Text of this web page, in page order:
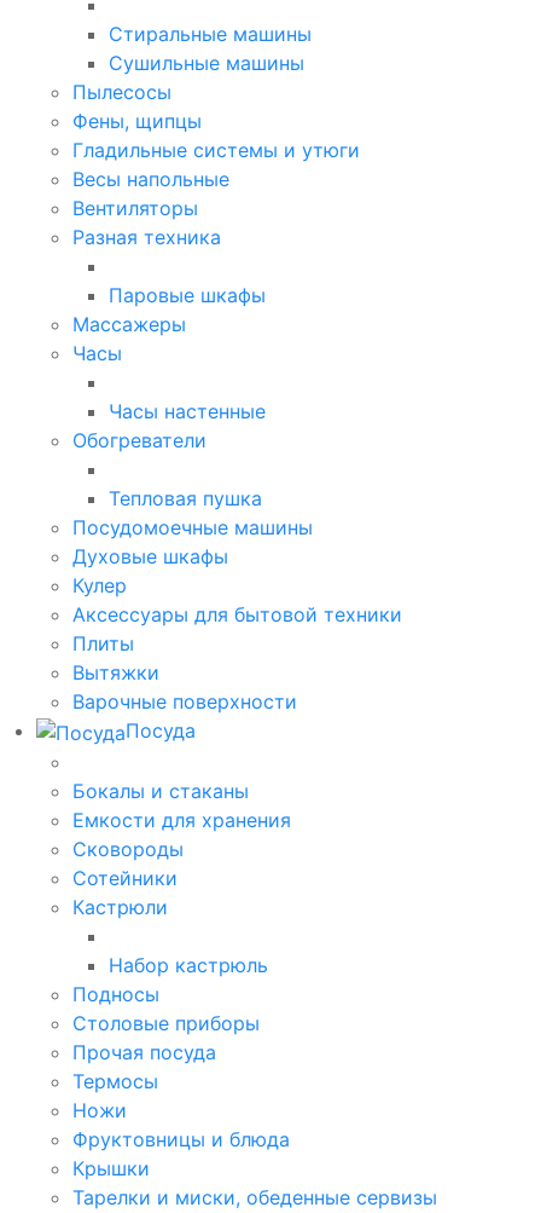
Стиральные машины
Сушильные машины
Пылесосы
Фены, щипцы
Гладильные системы и утюги
Весы напольные
Вентиляторы
Разная техника
Паровые шкафы
Массажеры
Часы
Часы настенные
Обогреватели
Тепловая пушка
Посудомоечные машины
Духовые шкафы
Кулер
Аксессуары для бытовой техники
Плиты
Вытяжки
Варочные поверхности
Посуда
Бокалы и стаканы
Емкости для хранения
Сковороды
Сотейники
Кастрюли
Набор кастрюль
Подносы
Столовые приборы
Прочая посуда
Термосы
Ножи
Фруктовницы и блюда
Крышки
Тарелки и миски, обеденные сервизы